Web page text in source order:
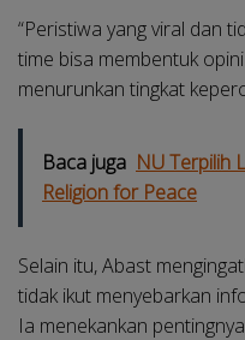
“Peristiwa yang viral dan
time bisa membentuk
menurunkan tingkat
Baca juga NU Terpilih
Religion for Peace
Selain itu, Abast
tidak ikut menyebarkan
Ia menekankan